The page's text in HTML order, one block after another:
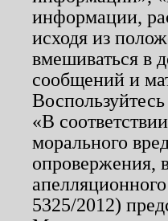
информации,
исходя из
вмешиваться в
сообщений и
«В
морального
опровержения,
5325/2012)